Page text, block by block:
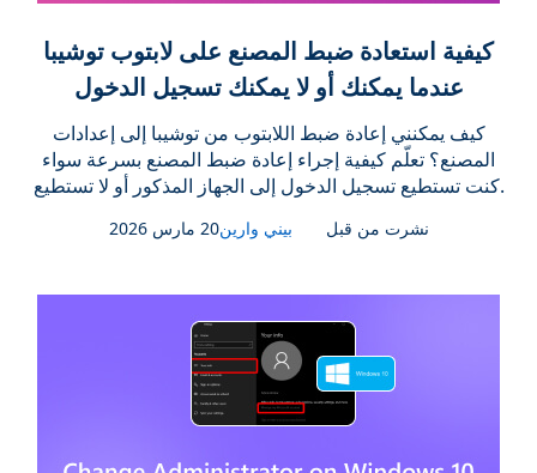
كيفية استعادة ضبط المصنع على لابتوب توشيبا
عندما يمكنك أو لا يمكنك تسجيل الدخول
كيف يمكنني إعادة ضبط اللابتوب من توشيبا إلى إعدادات
المصنع؟ تعلّم كيفية إجراء إعادة ضبط المصنع بسرعة سواء
كنت تستطيع تسجيل الدخول إلى الجهاز المذكور أو لا تستطيع.
نشرت من قبل بيني وارين20 مارس 2026